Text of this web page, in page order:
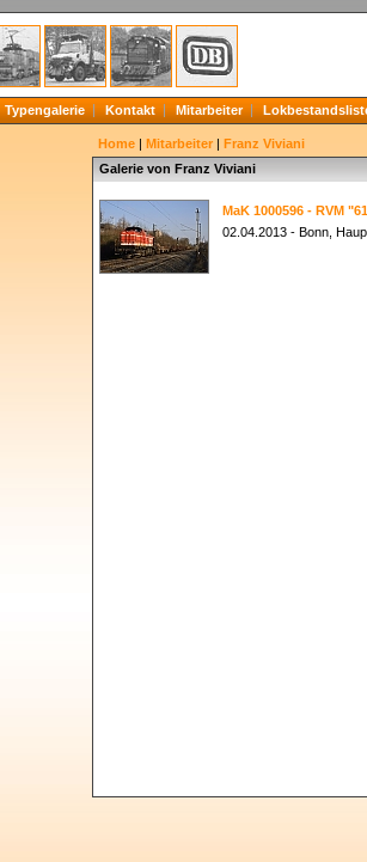
Typengalerie Kontakt Mitarbeiter
Home | Mitarbeiter | Franz Viviani
Galerie von Franz Viviani
MaK 1000596 - RVM
02.04.2013 - Bonn,